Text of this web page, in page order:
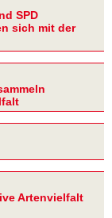
SPD
sich mit der
Artenvielfalt